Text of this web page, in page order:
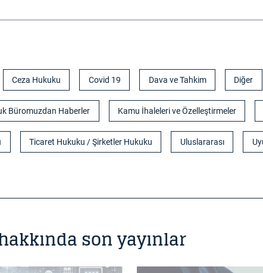
Ceza Hukuku Covid 19 Dava ve Tahkim Diğer
Büromuzdan Haberler Kamu İhaleleri ve Özelleştirmeler
Ticaret Hukuku / Şirketler Hukuku Uluslararası
son yayınlar